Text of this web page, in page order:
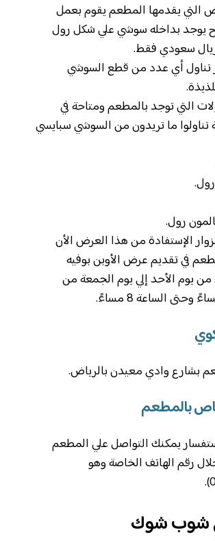
التي يقدمها المطعم يقوم بعمل
يوجد بداخله سوشي علي شكل رول
تناول أي عدد من قطع السوشي
التي توجد بالمطعم ومتاحة في
تناولوا ما تريدون من السوشي سبايسي
رول.
الإستفادة من هذا العرض الأن
في تقديم عرض الأوبن بوفيه
يوم الأحد إلي يوم الجمعة من
بشارع وادي معيدن بالرياض.
بالمطعم
يمكنك التواصل علي المطعم
رقم الهاتف الخاصة وهو
شوب شوك